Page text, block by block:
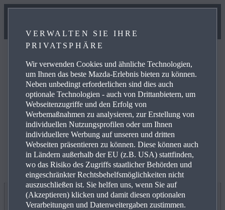
Weitere Informationen zur elektrischen Reichweite,
Energiekosten, KFZ-Steuer und CO₂-Kosten finden Sie
unterwww.mazda.de/Energieverbrauch.
Jetzt entdecken
VERWALTEN SIE IHRE
PRIVATSPHÄRE
Wir verwenden Cookies und ähnliche Technologien,
um Ihnen das beste Mazda-Erlebnis bieten zu können.
Neben unbedingt erforderlichen sind dies auch
optionale Technologien - auch von Drittanbietern, um
Webseitenzugriffe und den Erfolg von
Werbemaßnahmen zu analysieren, zur Erstellung von
individuellen Nutzungsprofilen oder um Ihnen
individuellere Werbung auf unseren und dritten
Webseiten präsentieren zu können. Diese können auch
in Ländern außerhalb der EU (z.B. USA) stattfinden,
wo das Risiko des Zugriffs staatlicher Behörden und
eingeschränkter Rechtsbehelfsmöglichkeiten nicht
auszuschließen ist. Sie helfen uns, wenn Sie auf
(Akzeptieren) klicken und damit diesen optionalen
Verarbeitungen und Datenweitergaben zustimmen.